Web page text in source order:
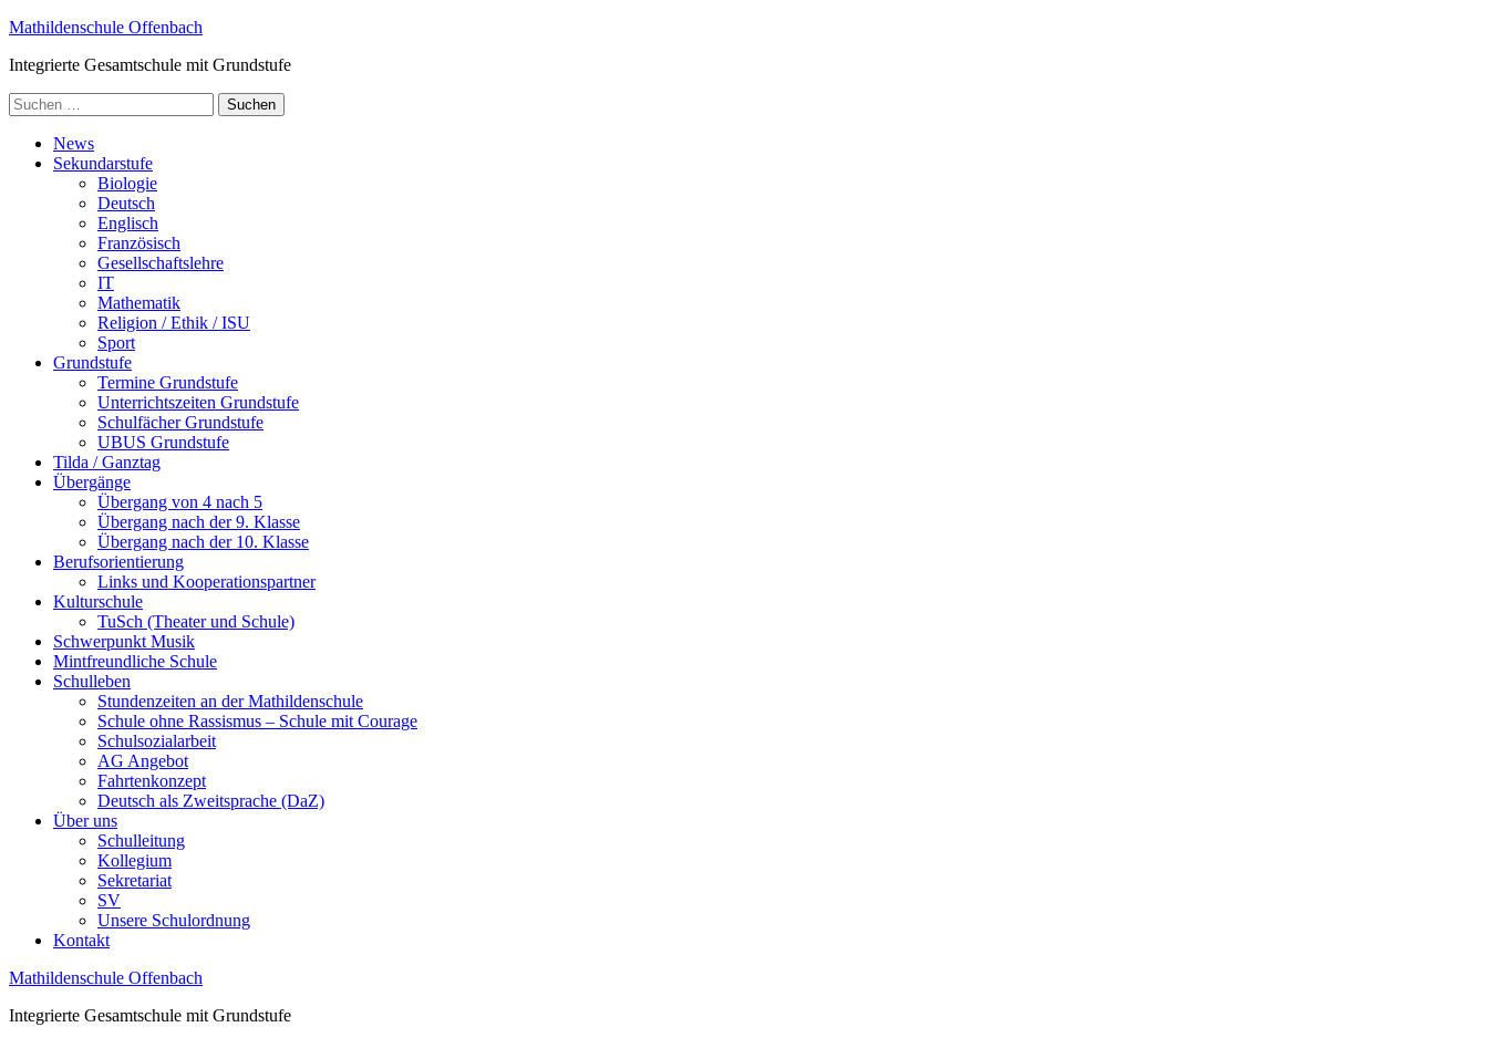
Zum
springen
drücken)
Mathildenschule Offenbach
Integrierte Gesamtschule mit Grundstufe
Suchen
nach:
News
Sekundarstufe
Biologie
Deutsch
Englisch
Französisch
Gesellschaftslehre
IT
Mathematik
Religion / Ethik / ISU
Sport
Grundstufe
Termine Grundstufe
Unterrichtszeiten Grundstufe
Schulfächer Grundstufe
UBUS Grundstufe
Tilda / Ganztag
Übergänge
Übergang von 4 nach 5
Übergang nach der 9. Klasse
Übergang nach der 10. Klasse
Berufsorientierung
Links und Kooperationspartner
Kulturschule
TuSch (Theater und Schule)
Schwerpunkt Musik
Mintfreundliche Schule
Schulleben
Stundenzeiten an der Mathildenschule
Schule ohne Rassismus – Schule mit Courage
Schulsozialarbeit
AG Angebot
Fahrtenkonzept
Deutsch als Zweitsprache (DaZ)
Über uns
Schulleitung
Kollegium
Sekretariat
SV
Unsere Schulordnung
Kontakt
Mathildenschule Offenbach
Integrierte Gesamtschule mit Grundstufe